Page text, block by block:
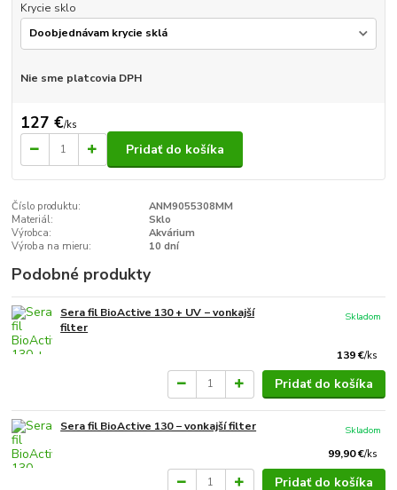
Krycie sklo
Nie sme platcovia DPH
127 €/ks
Pridať do košíka
Číslo produktu:
ANM9055308MM
Materiál:
Sklo
Výrobca:
Akvárium
Výroba na mieru:
10 dní
Podobné produkty
Sera fil BioActive 130 + UV − vonkajší
filter
139 €/ks
Skladom
Pridať do košíka
Sera fil BioActive 130 − vonkajší filter
99,90 €/ks
Skladom
Pridať do košíka